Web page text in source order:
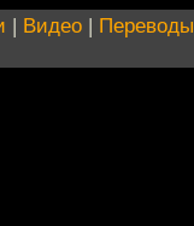
| Видео | Переводы